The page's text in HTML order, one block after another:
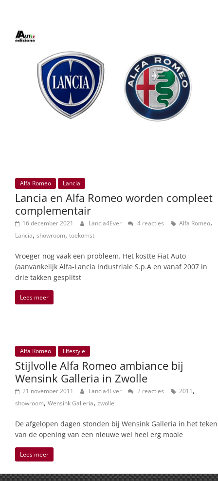
Alfa Romeo Lancia
Lancia en Alfa Romeo worden compleet
complementair
16 december 2021 Lancia4Ever 4 reacties Alfa Romeo,
Lancia, showroom, toekomst
Vroeger nog vaak een probleem. Het kostte Fiat Auto
(aanvankelijk Alfa-Lancia Industriale S.p.A en vanaf 2007 in
drie takken gesplitst
Lees meer
Alfa Romeo Lifestyle
Stijlvolle Alfa Romeo ambiance bij
Wensink Galleria in Zwolle
21 november 2011 Lancia4Ever 2 reacties 2011,
showroom, Wensink Galleria, zwolle
De afgelopen dagen stonden bij Wensink Galleria in het teken
van de opening van een nieuwe wel heel erg mooie
Lees meer